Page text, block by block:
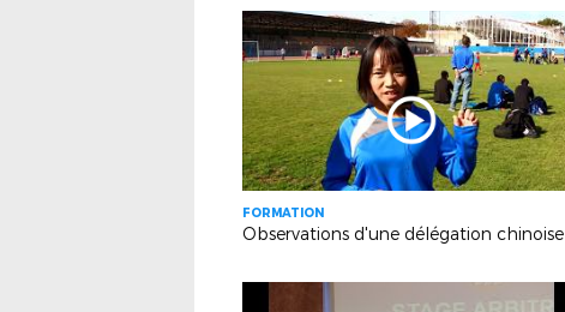
FORMATION